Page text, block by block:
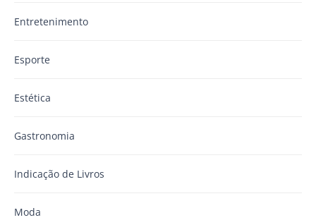
Entretenimento
Esporte
Estética
Gastronomia
Indicação de Livros
Moda